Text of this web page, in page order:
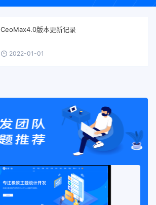
CeoMax4.0版本更新记录
2022-01-01